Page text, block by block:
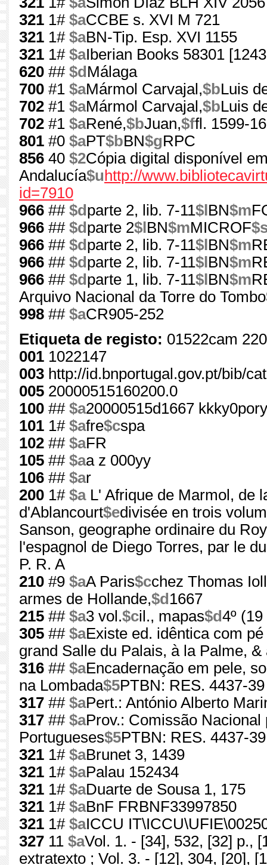
321 1# $aCCBE s. XVI M 721
321 1# $aBN-Tip. Esp. XVI 1155
321 1# $aIberian Books 58301
620 ## $d Málaga
700 #1 $aMármol Carvajal,$bLuis
702 #1 $aMármol Carvajal,$bLuis
702 #1 $aRené,$bJuan,$ffl. 1599-
801 #0 $aPT$bBN$gRPC
856 40 $2Cópia digital disponível
Andalucía$u http://
id=7910
966 ## $d parte 2, lib. 7-11$l BN$m
966 ## $d parte 2$l BN$mMICROF
966 ## $d parte 2, lib. 7-11$l BN$m
966 ## $d parte 2, lib. 7-11$l BN$m
966 ## $d parte 1, lib. 7-11$l BN$m
Arquivo Nacional da Torre do Tombo
998 ## $aCR905-252
Etiqueta de registo: 01522cam
001 1022147
003 http://id.bnportugal.gov.pt/bib/
005 20000515160200.0
100 ## $a20000515d1667
101 1# $afre$cspa
102 ## $aFR
105 ## $aa z 000yy
106 ## $ar
200 1# $aL' Afrique de Marmol, de
d'Ablancourt$edivisée en trois
Sanson, geographe ordinaire du Roy
l'espagnol de Diego Torres, par le
P. R. A
210 #9 $aA Paris$cchez Thomas
armes de Hollande,$d 1667
215 ## $a3 vol.$cil., mapas$d4º
305 ## $aExiste ed. idêntica com
grand Salle du Palais, à la Palme,
316 ## $aEncadernação em pele,
na Lombada$5PTBN: RES. 4437-39
317 ## $aPert.: António Alberto
317 ## $aProv.: Comissão
Portugueses$5PTBN: RES. 4437-
321 1# $aBrunet 3, 1439
321 1# $aPalau 152434
321 1# $aDuarte de Sousa 1, 175
321 1# $aBnF FRBNF33997850
321 1# $aICCU
327 11 $aVol. 1. - [34], 532, [32] p.,
extratexto ; Vol. 3. - [12], 304, [20],